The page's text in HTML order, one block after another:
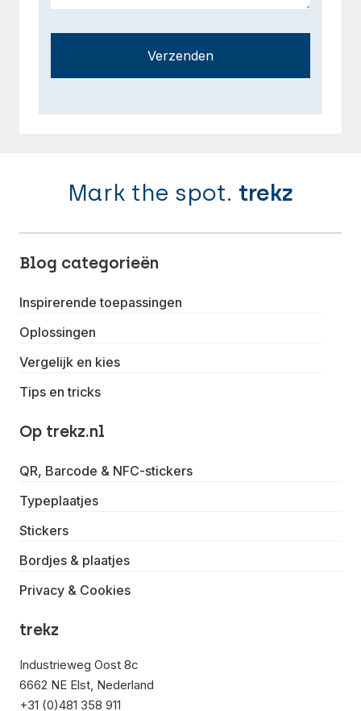
Verzenden
Mark the spot. trekz
Blog categorieën
Inspirerende toepassingen
Oplossingen
Vergelijk en kies
Tips en tricks
Op trekz.nl
QR, Barcode & NFC-stickers
Typeplaatjes
Stickers
Bordjes & plaatjes
Privacy & Cookies
trekz
Industrieweg Oost 8c
6662 NE Elst, Nederland
+31 (0)481 358 911